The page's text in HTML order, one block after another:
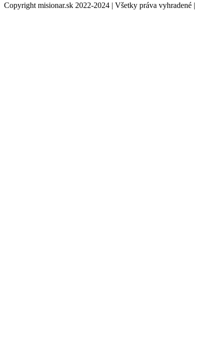
Copyright misionar.sk 2022-2024 | Všetky práva vyhradené |